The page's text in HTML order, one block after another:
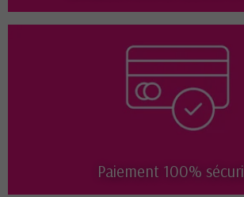
Paiement 100%